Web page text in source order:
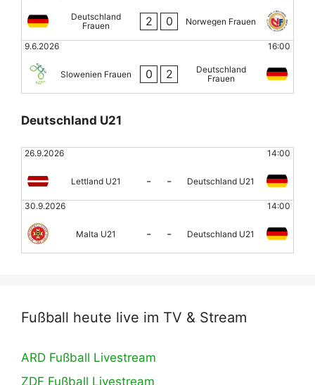
Deutschland
Frauen
2 0 Norwegen Frauen
9.6.2026 16:00
Slowenien Frauen 0 2
Deutschland
Frauen
Deutschland U21
26.9.2026 14:00
Lettland U21 - - Deutschland U21
30.9.2026 14:00
Malta U21 - - Deutschland U21
Fußball heute live im TV & Stream
ARD Fußball Livestream
ZDF Fußball Livestream